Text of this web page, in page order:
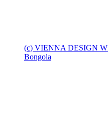
(c) VIENNA DESIGN
Bongola